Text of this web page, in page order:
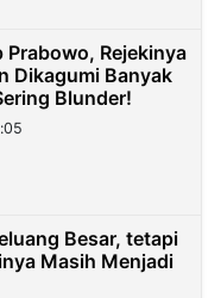
Prabowo, Rejekinya
Dikagumi Banyak
Blunder!
Besar, tetapi
Masih Menjadi